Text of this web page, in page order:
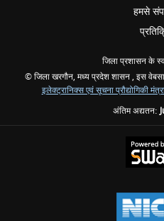
हमसे
जिला प्रशासन के
© जिला खरगौन, मध्य प्रदेश शासन , इस
इलेक्ट्रानिक्स एवं सूचना प्रौद्योगिकी
अंतिम अद्यतन: